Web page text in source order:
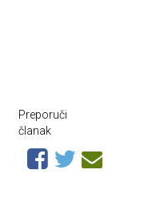
Preporuči
članak